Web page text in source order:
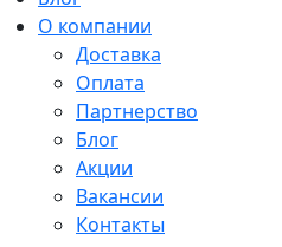
О компании
Доставка
Оплата
Партнерство
Блог
Акции
Вакансии
Контакты